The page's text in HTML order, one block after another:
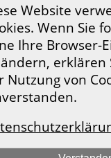
Website
Wenn Sie
Ihre Browser-
erklären
Nutzung von
2023
von Darrin Lythgoe